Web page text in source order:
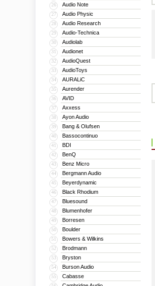
26 Audio Note
27 Audio Physic
28 Audio Research
29 Audio-Technica
30 Audiolab
31 Audionet
32 AudioQuest
33 AudioToys
34 AURALiC
35 Aurender
36 AVID
37 Axxess
38 Ayon Audio
39 Bang & Olufsen
40 Bassocontinuo
41 BDI
42 BenQ
43 Benz Micro
44 Bergmann Audio
45 Beyerdynamic
46 Black Rhodium
47 Bluesound
48 Blumenhofer
49 Borresen
50 Boulder
51 Bowers & Wilkins
52 Brodmann
53 Bryston
54 Burson Audio
55 Cabasse